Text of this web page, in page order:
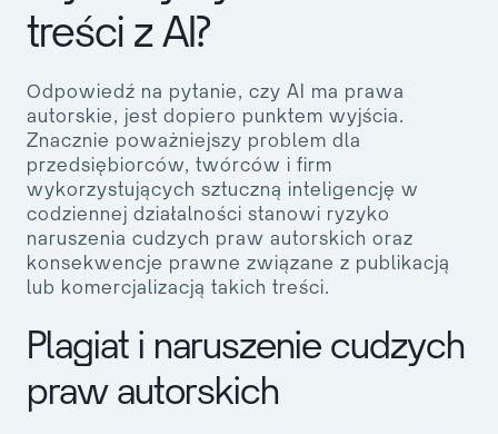
treści z AI?
Odpowiedź na pytanie, czy AI ma prawa
autorskie, jest dopiero punktem wyjścia.
Znacznie poważniejszy problem dla
przedsiębiorców, twórców i firm
wykorzystujących sztuczną inteligencję w
codziennej działalności stanowi ryzyko
naruszenia cudzych praw autorskich oraz
konsekwencje prawne związane z publikacją
lub komercjalizacją takich treści.
Plagiat i naruszenie cudzych
praw autorskich